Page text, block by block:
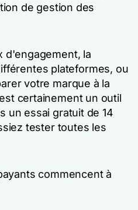
de gestion des
d'engagement, la
plateformes, ou
votre marque à la
certainement un outil
un essai gratuit de 14
tester toutes les
commencent à